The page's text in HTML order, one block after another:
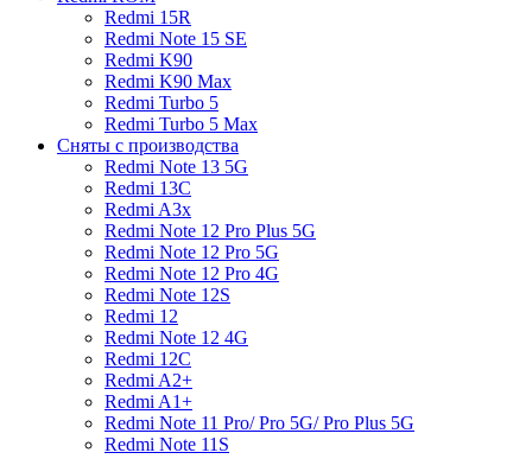
Redmi 15R
Redmi Note 15 SE
Redmi K90
Redmi K90 Max
Redmi Turbo 5
Redmi Turbo 5 Max
Сняты с производства
Redmi Note 13 5G
Redmi 13C
Redmi A3x
Redmi Note 12 Pro Plus 5G
Redmi Note 12 Pro 5G
Redmi Note 12 Pro 4G
Redmi Note 12S
Redmi 12
Redmi Note 12 4G
Redmi 12C
Redmi A2+
Redmi A1+
Redmi Note 11 Pro/ Pro 5G/ Pro Plus 5G
Redmi Note 11S